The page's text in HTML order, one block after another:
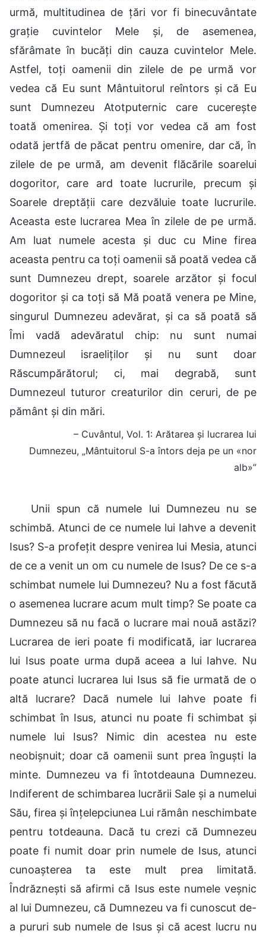
urmă, multitudinea de țări vor fi binecuvântate
grație cuvintelor Mele și, de asemenea,
sfărâmate în bucăți din cauza cuvintelor Mele.
Astfel, toți oamenii din zilele de pe urmă vor
vedea că Eu sunt Mântuitorul reîntors și că Eu
sunt Dumnezeu Atotputernic care cucerește
toată omenirea. Și toți vor vedea că am fost
odată jertfă de păcat pentru omenire, dar că, în
zilele de pe urmă, am devenit flăcările soarelui
dogoritor, care ard toate lucrurile, precum și
Soarele dreptății care dezvăluie toate lucrurile.
Aceasta este lucrarea Mea în zilele de pe urmă.
Am luat numele acesta și duc cu Mine firea
aceasta pentru ca toți oamenii să poată vedea că
sunt Dumnezeu drept, soarele arzător și focul
dogoritor și ca toți să Mă poată venera pe Mine,
singurul Dumnezeu adevărat, și ca să poată să
Îmi vadă adevăratul chip: nu sunt numai
Dumnezeul israeliților și nu sunt doar
Răscumpărătorul; ci, mai degrabă, sunt
Dumnezeul tuturor creaturilor din ceruri, de pe
pământ și din mări.
– Cuvântul, Vol. 1: Arătarea și lucrarea lui
Dumnezeu, „Mântuitorul S-a întors deja pe un «nor
alb»”
Unii spun că numele lui Dumnezeu nu se
schimbă. Atunci de ce numele lui Iahve a devenit
Isus? S-a profețit despre venirea lui Mesia, atunci
de ce a venit un om cu numele de Isus? De ce s-a
schimbat numele lui Dumnezeu? Nu a fost făcută
o asemenea lucrare acum mult timp? Se poate ca
Dumnezeu să nu facă o lucrare mai nouă astăzi?
Lucrarea de ieri poate fi modificată, iar lucrarea
lui Isus poate urma după aceea a lui Iahve. Nu
poate atunci lucrarea lui Isus să fie urmată de o
altă lucrare? Dacă numele lui Iahve poate fi
schimbat în Isus, atunci nu poate fi schimbat și
numele lui Isus? Nimic din acestea nu este
neobișnuit; doar că oamenii sunt prea înguști la
minte. Dumnezeu va fi întotdeauna Dumnezeu.
Indiferent de schimbarea lucrării Sale și a numelui
Său, firea și înțelepciunea Lui rămân neschimbate
pentru totdeauna. Dacă tu crezi că Dumnezeu
poate fi numit doar prin numele de Isus, atunci
cunoașterea ta este mult prea limitată.
Îndrăznești să afirmi că Isus este numele veșnic
al lui Dumnezeu, că Dumnezeu va fi cunoscut de-
a pururi sub numele de Isus și că acest lucru nu